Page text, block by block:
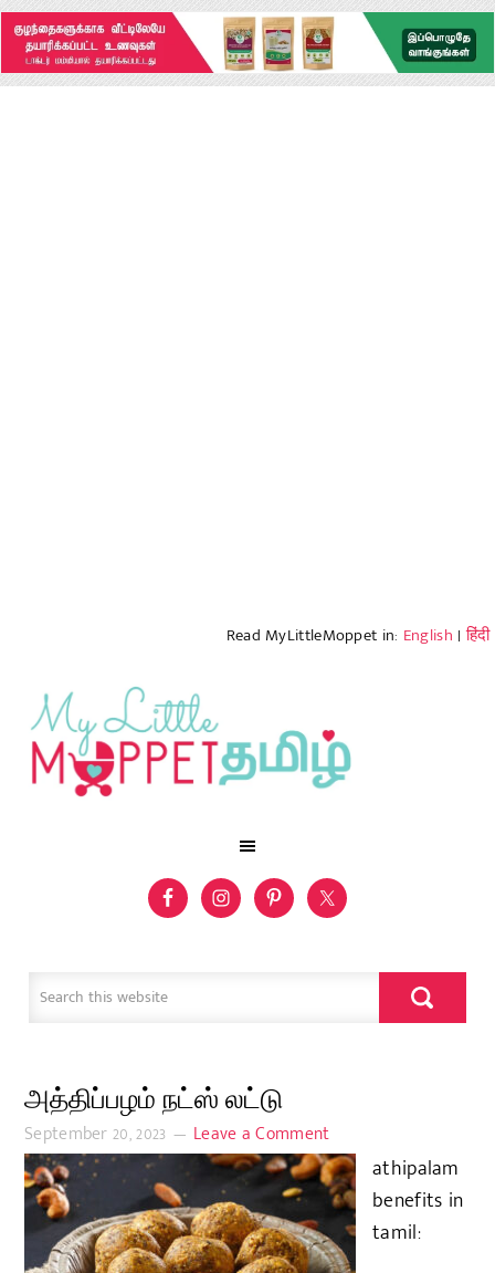
Read MyLittleMoppet in: English |हिंदी
அத்திப்பழம் நட்ஸ் லட்டு
September 20, 2023 Leave a Comment
athipalam
benefits in
tamil: